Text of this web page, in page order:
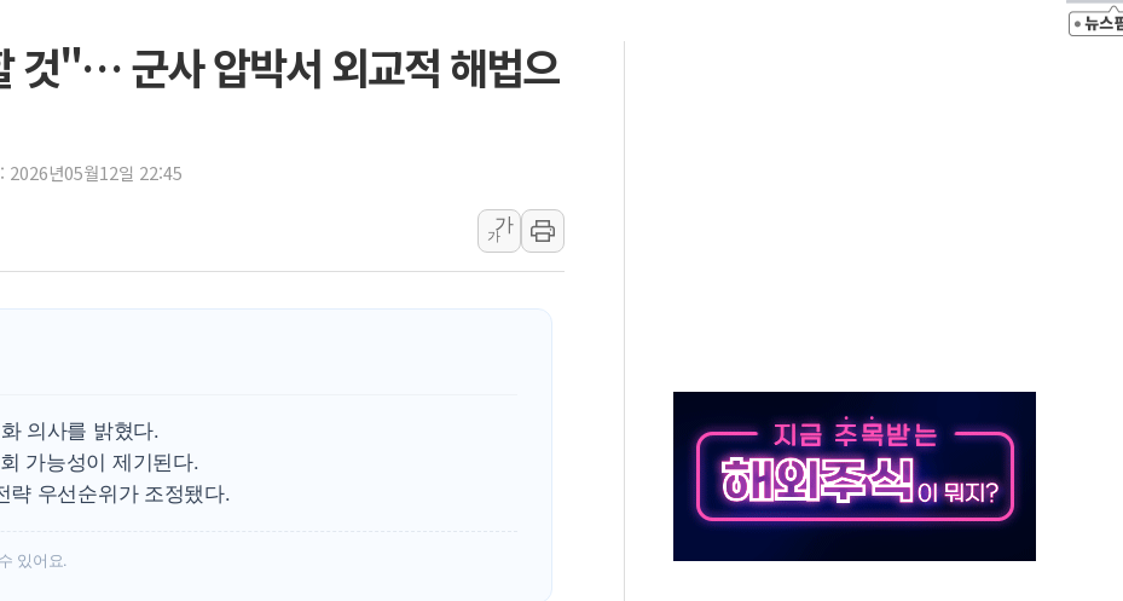
[속보] 민주, 강원·대구·경북 경선 결과...김민석 48.54% 정청래 44.40%
[속보] 민주, 경북 경선 결과 발표...김민석 47.37% 정청래 45.71% 송영길 6.92%
최태원, 노소영에 9440억 지급 확정되나…재상고 앞두고 막판 셈법
하나금융, 명동 소상공인에 '행복상자' 전달
윤준병·이해민 의원, '정부 특사'로 콜롬비아 대통령 취임식 참석
'호우·산사태 주의보' 울진 시간당 30mm 강한 비...호우 피해 없어
것"… 군사 압박서 외교적 해법으
2026년05월12일 22:45
가
가
의사를 밝혔다.
가능성이 제기된다.
략 우선순위가 조정됐다.
있어요.